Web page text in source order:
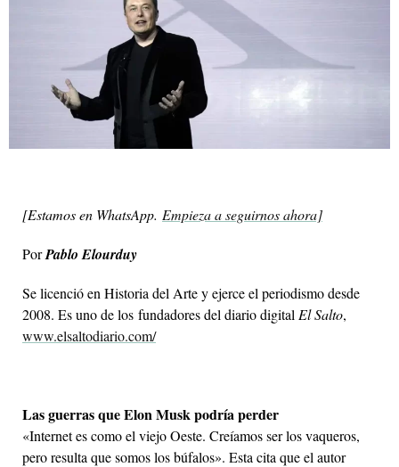
[Estamos en WhatsApp. Empieza a seguirnos ahora]
PorPablo Elourduy
Se licenció en Historia del Arte y ejerce el periodismo desde
2008. Es uno de los fundadores del diario digital El Salto,
www.elsaltodiario.com/
Las guerras que Elon Musk podría perder
«Internet es como el viejo Oeste. Creíamos ser los vaqueros,
pero resulta que somos los búfalos». Esta cita que el autor